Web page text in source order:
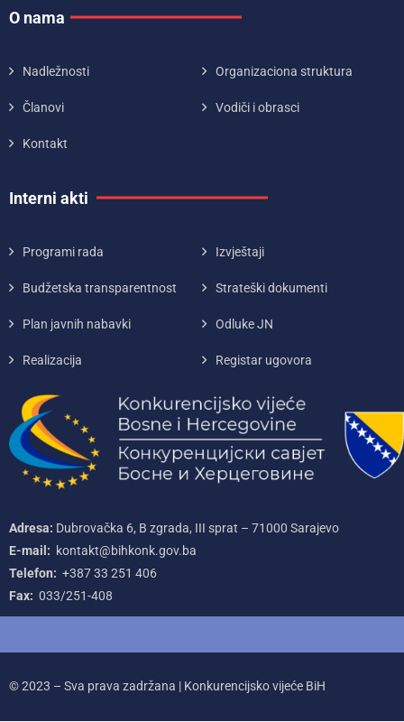
O nama
Nadležnosti Organizaciona struktura
Članovi Vodiči i obrasci
Kontakt
Interni akti
Programi rada Izvještaji
Budžetska transparentnost Strateški dokumenti
Plan javnih nabavki Odluke JN
Realizacija Registar ugovora
Adresa: Dubrovačka 6, B zgrada, III sprat – 71000‌ Sarajevo
E-mail: kontakt@bihkonk.gov.ba
Telefon: +387‌ 33‌ 251‌ 406
Fax: 033/251-408
© 2023 – Sva prava zadržana | Konkurencijsko vijeće BiH